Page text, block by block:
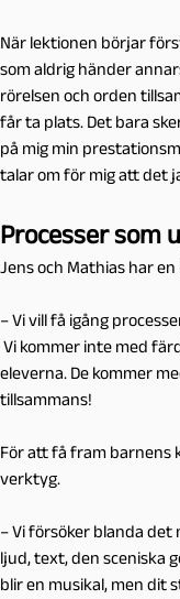
När lektionen börjar
som aldrig händer
rörelsen och orden
får ta plats. Det bara
på mig min
talar om för mig att det
Processer som
Jens och Mathias har
– Vi vill få igång
Vi kommer inte med
eleverna. De kommer
tillsammans!
För att få fram barnens
verktyg.
– Vi försöker blanda
ljud, text, den sceniska
blir en musikal, men dit